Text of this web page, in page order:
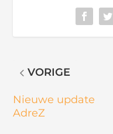
VORIGE
Nieuwe update
AdreZ